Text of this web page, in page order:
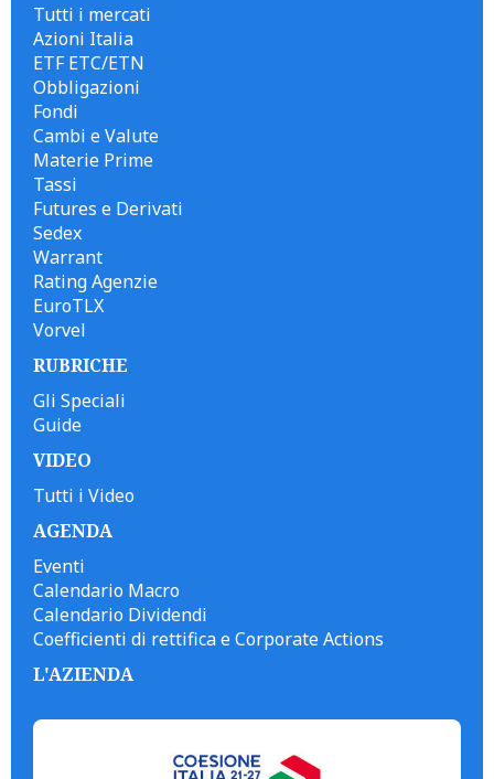
Tutti i mercati
Azioni Italia
ETF ETC/ETN
Obbligazioni
Fondi
Cambi e Valute
Materie Prime
Tassi
Futures e Derivati
Sedex
Warrant
Rating Agenzie
EuroTLX
Vorvel
RUBRICHE
Gli Speciali
Guide
VIDEO
Tutti i Video
AGENDA
Eventi
Calendario Macro
Calendario Dividendi
Coefficienti di rettifica e Corporate Actions
L'AZIENDA